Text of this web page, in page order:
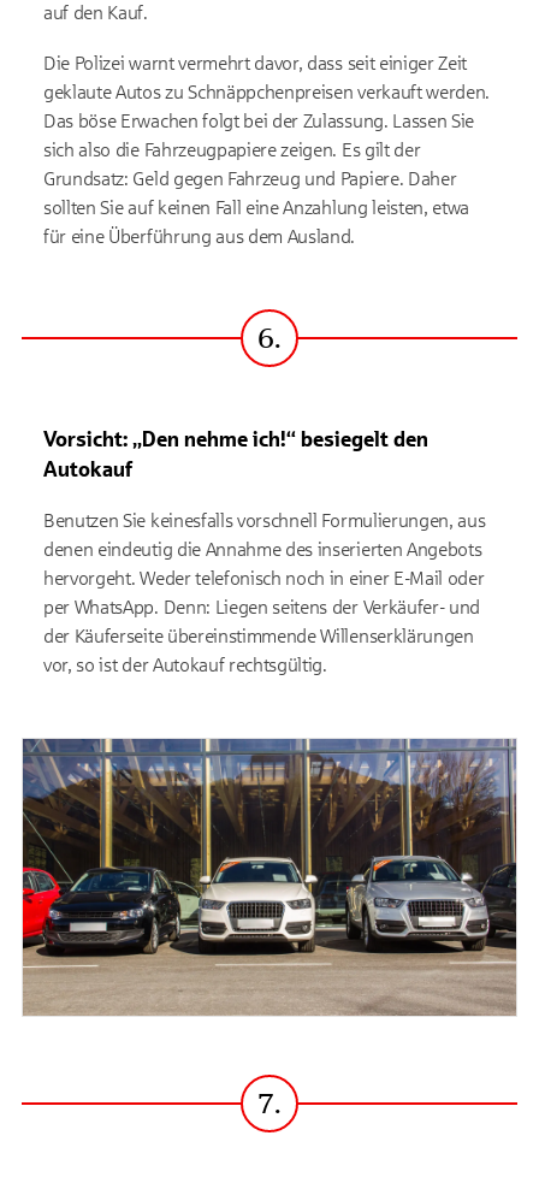
auf den Kauf.
Die Polizei warnt vermehrt davor, dass seit einiger Zeit
geklaute Autos zu Schnäppchenpreisen verkauft werden.
Das böse Erwachen folgt bei der Zulassung. Lassen Sie
sich also die Fahrzeugpapiere zeigen. Es gilt der
Grundsatz: Geld gegen Fahrzeug und Papiere. Daher
sollten Sie auf keinen Fall eine Anzahlung leisten, etwa
für eine Überführung aus dem Ausland.
Schritt
6.
Vorsicht: „Den nehme ich!“ besiegelt den
Autokauf
Benutzen Sie keinesfalls vorschnell Formulierungen, aus
denen eindeutig die Annahme des inserierten Angebots
hervorgeht. Weder telefonisch noch in einer E-Mail oder
per WhatsApp. Denn: Liegen seitens der Verkäufer- und
der Käuferseite übereinstimmende Willenserklärungen
vor, so ist der Autokauf rechtsgültig.
Schritt
7.